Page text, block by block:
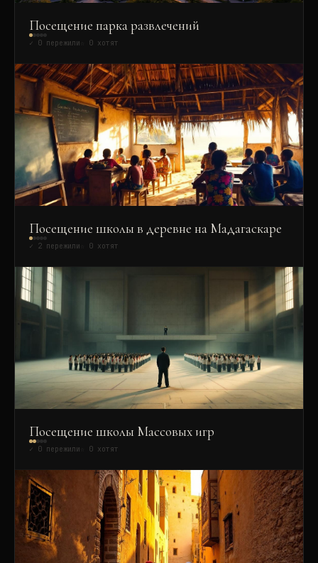
Посещение парка развлечений
✓ 0 пережили 0 хотят
Посещение школы в деревне на Мадагаскаре
✓ 2 пережили 0 хотят
Посещение школы Массовых игр
✓ 0 пережили 0 хотят